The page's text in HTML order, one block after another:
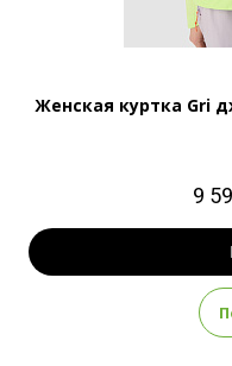
Женская куртка Gri
9